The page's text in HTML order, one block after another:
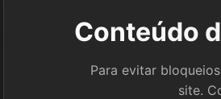
Conteúdo
Para evitar
site.